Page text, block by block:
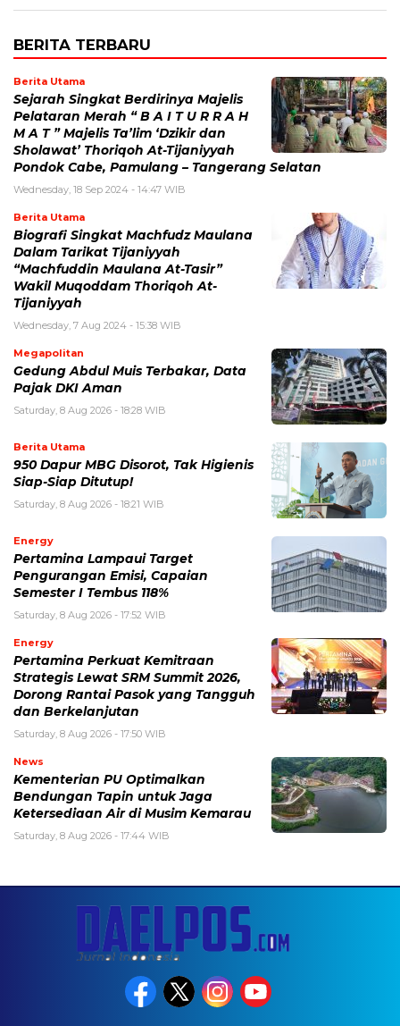
BERITA TERBARU
Berita Utama
Sejarah Singkat Berdirinya Majelis
Pelataran Merah “ B A I T U R R A H
M A T ” Majelis Ta’lim ‘Dzikir dan
Sholawat’ Thoriqoh At-Tijaniyyah
Pondok Cabe, Pamulang – Tangerang Selatan
Wednesday, 18 Sep 2024 - 14:47 WIB
Berita Utama
Biografi Singkat Machfudz Maulana
Dalam Tarikat Tijaniyyah
“Machfuddin Maulana At-Tasir”
Wakil Muqoddam Thoriqoh At-
Tijaniyyah
Wednesday, 7 Aug 2024 - 15:38 WIB
Megapolitan
Gedung Abdul Muis Terbakar, Data
Pajak DKI Aman
Saturday, 8 Aug 2026 - 18:28 WIB
Berita Utama
950 Dapur MBG Disorot, Tak Higienis
Siap-Siap Ditutup!
Saturday, 8 Aug 2026 - 18:21 WIB
Energy
Pertamina Lampaui Target
Pengurangan Emisi, Capaian
Semester I Tembus 118%
Saturday, 8 Aug 2026 - 17:52 WIB
Energy
Pertamina Perkuat Kemitraan
Strategis Lewat SRM Summit 2026,
Dorong Rantai Pasok yang Tangguh
dan Berkelanjutan
Saturday, 8 Aug 2026 - 17:50 WIB
News
Kementerian PU Optimalkan
Bendungan Tapin untuk Jaga
Ketersediaan Air di Musim Kemarau
Saturday, 8 Aug 2026 - 17:44 WIB